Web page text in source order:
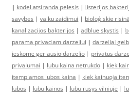
| kodel atsiranda pelesis | listerijos
savybes | vaiku zaidimui | bioloģiskie
kanalizacijos bakterijos | adblue skystis |
parama privaciam darzeliui | darzeliai
ieskome geriausio darzelio | privatus
privalumai | lubu kaina netrukdo | kiek
itempiamos lubos kaina | kiek kainuoja
lubos | lubu kainos | lubu rusys vilniuje |